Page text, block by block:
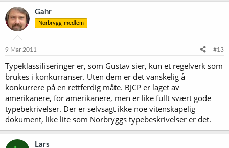
Gahr
Norbrygg-medlem
9 Mar 2011 #13
Typeklassifiseringer er, som Gustav sier, kun et regelverk som
brukes i konkurranser. Uten dem er det vanskelig å
konkurrere på en rettferdig måte. BJCP er laget av
amerikanere, for amerikanere, men er like fullt svært gode
typebekrivelser. Der er selvsagt ikke noe vitenskapelig
dokument, like lite som Norbryggs typebeskrivelser er det.
Lars